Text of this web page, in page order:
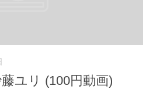
ユリ (100円動画)